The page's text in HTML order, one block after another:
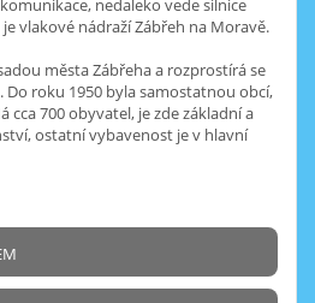
nedaleko vede silnice
vlakové nádraží Zábřeh na Moravě.
města Zábřeha a rozprostírá se
Do roku 1950 byla samostatnou obcí,
cca 700 obyvatel, je zde základní a
ostatní vybavenost je v hlavní